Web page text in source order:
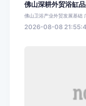
佛山深耕外贸浴缸
佛山卫浴产业外贸发展基础
2026-08-08